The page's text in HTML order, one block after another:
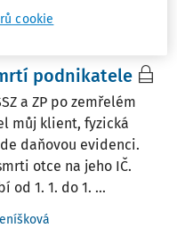
podnikatele
a ZP po zemřelém
můj klient, fyzická
daňovou evidenci.
otce na jeho IČ.
od 1. 1. do 1. ...
cookie